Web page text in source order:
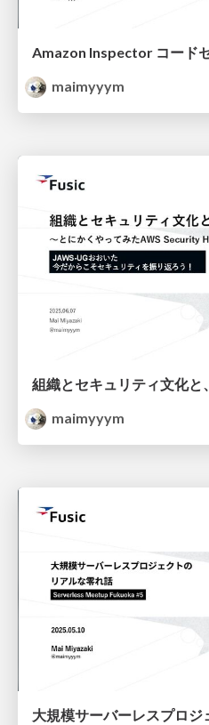
maimyyym
組織とセキュリティ文化と
maimyyym
大規模サーバーレスプロ